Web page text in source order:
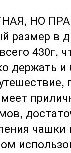
НО
размер в
430г,
держать и
чашки